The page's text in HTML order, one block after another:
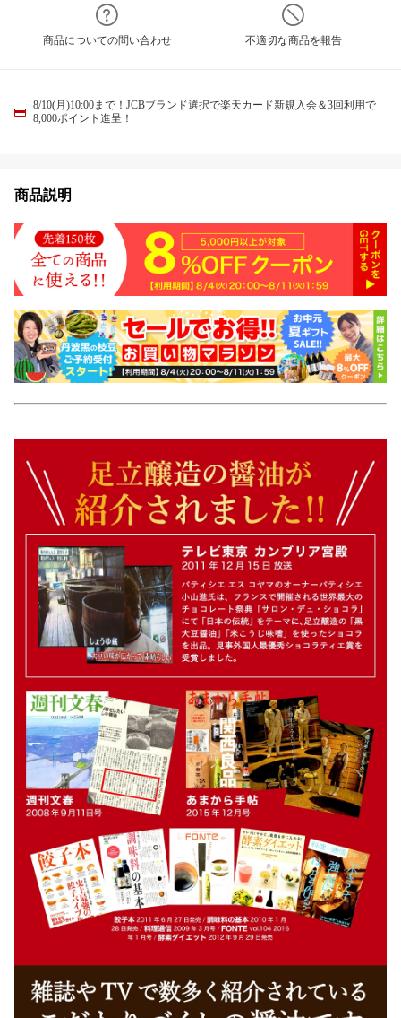
商品についての問い合わせ 不適切な商品を報告
8/10(月)10:00まで！JCBブランド選択で楽天カード新規入会＆3回利用で
8,000ポイント進呈！
商品説明